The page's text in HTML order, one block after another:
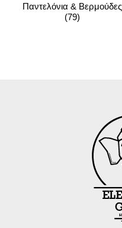
Παντελόνια & Βερμούδες
(79)